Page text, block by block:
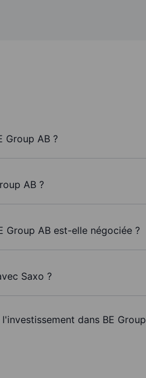
Group AB ?
AB ?
Group AB est-elle négociée ?
Saxo ?
dans BE Group